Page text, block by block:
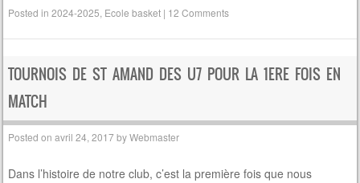
Posted in2024-2025 Ecole basket | 12 Comments
TOURNOIS DE ST AMAND DES U7 POUR LA 1ERE FOIS EN
MATCH
Posted onavril 24, 2017byWebmaster
Dans l’histoire de notre club, c’est la première fois que nous